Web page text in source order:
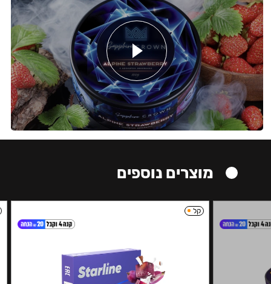
מוצרים נוספים
קל